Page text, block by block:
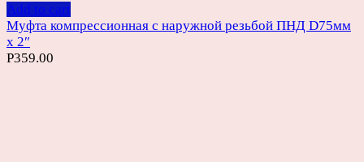
Add to cart
Муфта компрессионная с наружной резьбой ПНД D75мм
х 2″
Р359.00